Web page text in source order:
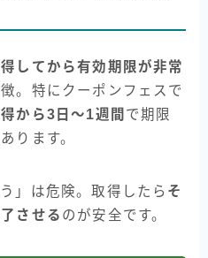
してから有効期限が非常
。特にクーポンフェスで
から3日〜1週間 で期限
ります。
」は危険。取得したら そ
させる のが安全です。